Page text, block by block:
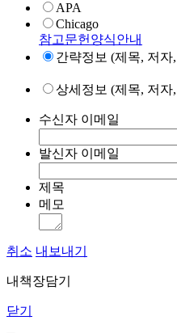
APA
Chicago
참고문헌양식안내
간략정보 (제목, 저자
상세정보 (제목, 저
수신자 이메일
발신자 이메일
제목
메모
취소 내보내기
내책장담기
닫기